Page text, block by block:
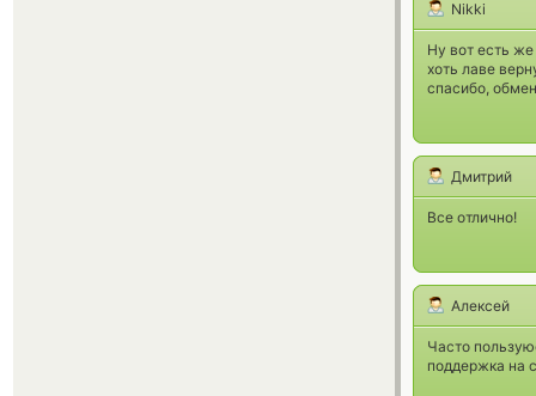
Nikki
Ну вот есть
хоть лаве
спасибо,
Дмитрий
Все отлично!
Алексей
Часто
поддержка на